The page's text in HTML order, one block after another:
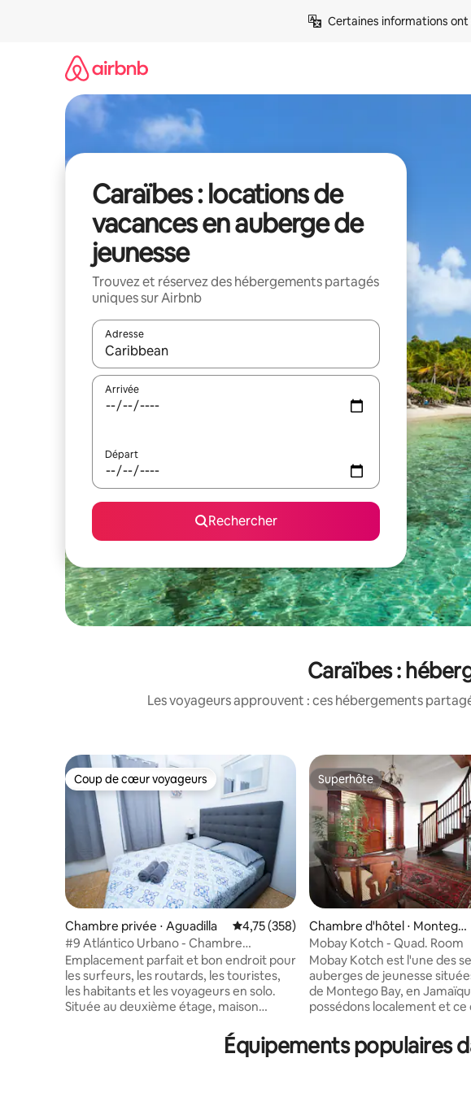
Certaines informations
Caraïbes : locations de
vacances en auberge de
jeunesse
Trouvez et réservez des hébergements partagés
uniques sur Airbnb
Adresse
Lorsque les résultats s'affichent, utilisez les flèches vers le haut et
Arrivée
Départ
Rechercher
Caraïbes :
Les voyageurs approuvent : ces hébergements
Coup de cœur voyageurs
Coup de cœur voyageurs
Chambre privée ⋅ Aguadilla Évaluation moyenne sur la base de 358
4,75 (358)
#9 Atlántico Urbano - Chambre
privée/Salle de bain partagée
Emplacement parfait et bon endroit pour
les surfeurs, les routards, les touristes,
les habitants et les voyageurs en solo.
Située au deuxième étage, maison
(louées séparément) et 2 nouvelles salles
de bains partagées, avec une ambiance
Superhôte
Superhôte
Chambre d'hôtel ⋅ Montego
Bay
Mobay Kotch - Quad. Room
Mobay Kotch est l'une des
auberges de jeunesse
de Montego Bay, en
possédons localement et ce
voyageurs puissent
Jamaïque que nous
Équipements populaires